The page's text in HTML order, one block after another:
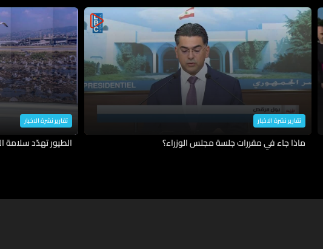
تقارير نشرة الاخبار
ماذا جاء في مقررات جلسة مجلس الوزراء؟
تقارير نشرة الاخبار
الطيور تهدّد سلامة